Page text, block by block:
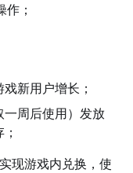
；
新用户增长；
周后使用）发放
现游戏内兑换，使